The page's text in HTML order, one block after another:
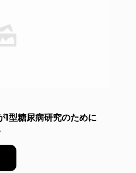
1型糖尿病研究のために